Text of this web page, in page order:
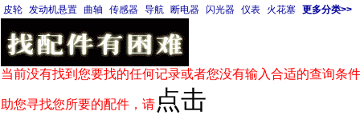
皮轮 发动机悬置 曲轴 传感器 导航 断电器 闪光器 仪表 火花塞 更多分类>>
当前没有找到您要找的任何记录或者您没有输入合适的查询条
助您寻找您所要的配件，请 点击